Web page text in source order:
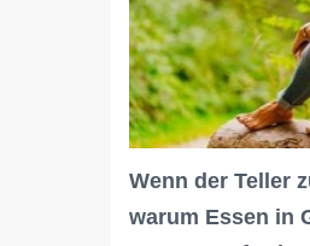
Wenn der Teller
warum Essen in